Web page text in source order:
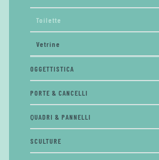
Toilette
Vetrine
OGGETTISTICA
PORTE & CANCELLI
QUADRI & PANNELLI
SCULTURE